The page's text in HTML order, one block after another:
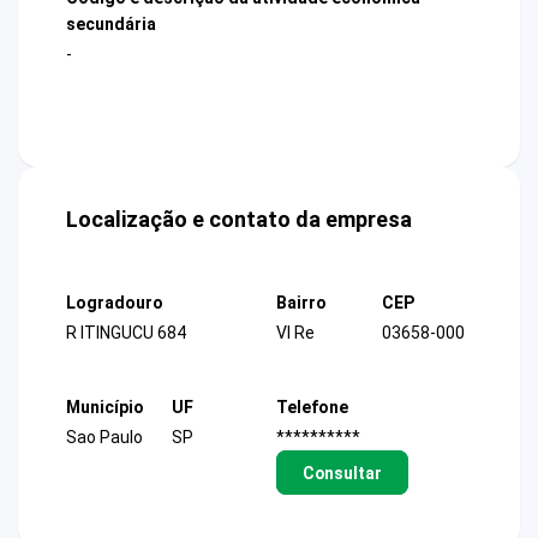
secundária
-
Localização e contato da empresa
Logradouro
R ITINGUCU 684
Bairro
Vl Re
CEP
03658-000
Município
Sao Paulo
UF
SP
Telefone
**********
Consultar